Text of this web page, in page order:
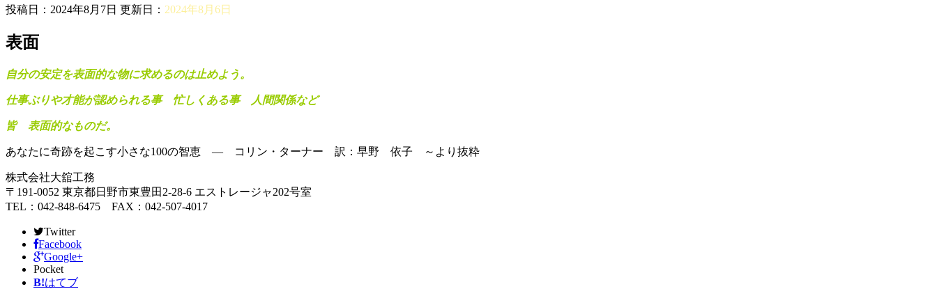
投稿日：2024年8月7日 更新日： 2024年8月6日
表面
自分の安定を表面的な物に求めるのは止めよう。
仕事ぶりや才能が認められる事 忙しくある事 人間関係など
皆 表面的なものだ。
あなたに奇跡を起こす小さな100の智恵 — コリン・ターナー 訳：早野 依子 ～より抜粋
株式会社大舘工務
〒191-0052 東京都日野市東豊田2-28-6 エストレージャ202号室
TEL：042-848-6475 FAX：042-507-4017
Twitter
Facebook
Google+
Pocket
B!はてブ